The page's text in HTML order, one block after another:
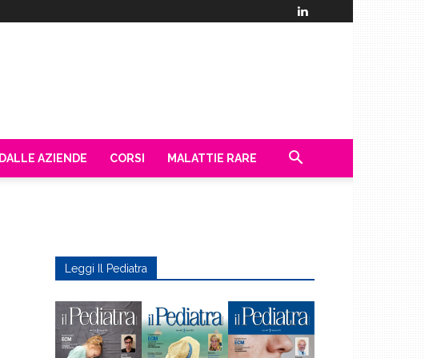
DALLE AZIENDE CORSI MALATTIE RARE
Leggi Il Pediatra